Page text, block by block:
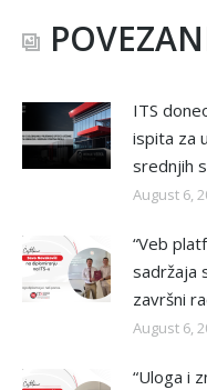
ITS
ispita za
srednjih
August 6,
“Veb
sadržaja
završni
August 6,
“Uloga i